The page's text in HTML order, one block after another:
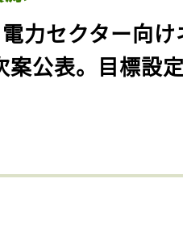
電力セクター向
案公表。目標設